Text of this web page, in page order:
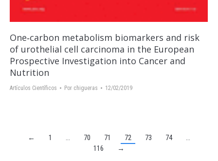
One‐carbon metabolism biomarkers and risk
of urothelial cell carcinoma in the European
Prospective Investigation into Cancer and
Nutrition
Artículos Científicos Por chigueras 12/02/2019
← 1 … 70 71 72 73 74
…
116
→